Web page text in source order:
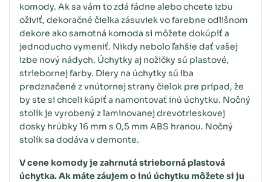
komody. Ak sa vám to zdá fádne alebo chcete izbu
oživiť, dekoračné čielka zásuviek vo farebne odlišnom
dekore ako samotná komoda si môžete dokúpiť a
jednoducho vymeniť. Nikdy nebolo ľahšie dať vašej
izbe nový nádych. Úchytky aj nožičky sú plastové,
striebornej farby. Diery na úchytky sú iba
predznačené z vnútornej strany čielok pre prípad, že
by ste si chceli kúpiť a namontovať inú úchytku. Nočný
stolík je vyrobený z laminovanej drevotrieskovej
dosky hrúbky 16 mm s 0,5 mm ABS hranou. Nočný
stolík sa dodáva v demonte.
V cene komody je zahrnutá strieborná plastová
úchytka. Ak máte záujem o inú úchytku môžete si ju